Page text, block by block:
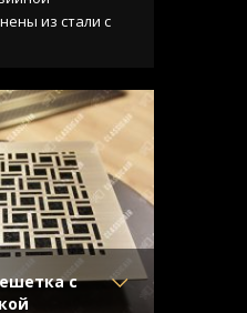
из стали с
с